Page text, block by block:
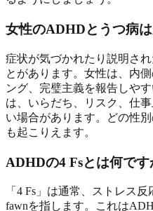
女性のADHDとうつ病
症状が気づかれたり説明さ
とがあります。女性は、内
ング、完璧主義を報告しや
は、いらだち、リスク、仕
い場合があります。どの性
も起こりえます。
ADHDの4 Fsとは何です
「4 Fs」は通常、ストレス反
fawnを指します。これは